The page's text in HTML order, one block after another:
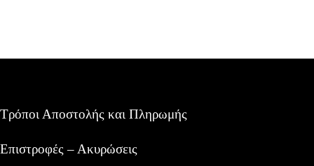
Τρόποι Αποστολής και Πληρωμής
Επιστροφές – Ακυρώσεις